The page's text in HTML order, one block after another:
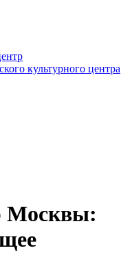
культурного центра
Москвы: